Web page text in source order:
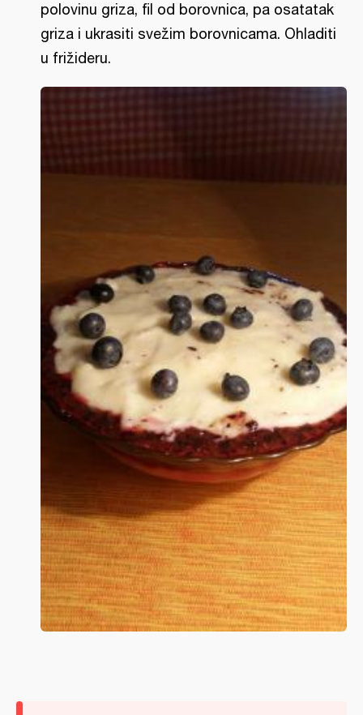
polovinu griza, fil od borovnica, pa osatatak
griza i ukrasiti svežim borovnicama. Ohladiti
u frižideru.